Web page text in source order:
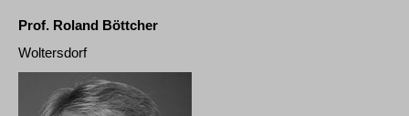
Prof. Roland Böttcher
Woltersdorf